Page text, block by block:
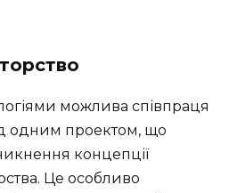
можлива співпраця
одним проектом, що
концепції
Це особливо